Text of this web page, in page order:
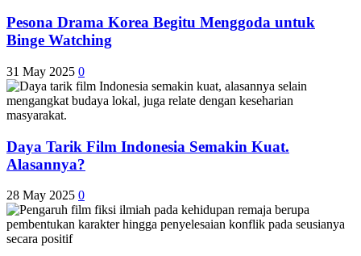
Pesona Drama Korea Begitu Menggoda untuk
Binge Watching
31 May 2025 0
Daya Tarik Film Indonesia Semakin Kuat.
Alasannya?
28 May 2025 0